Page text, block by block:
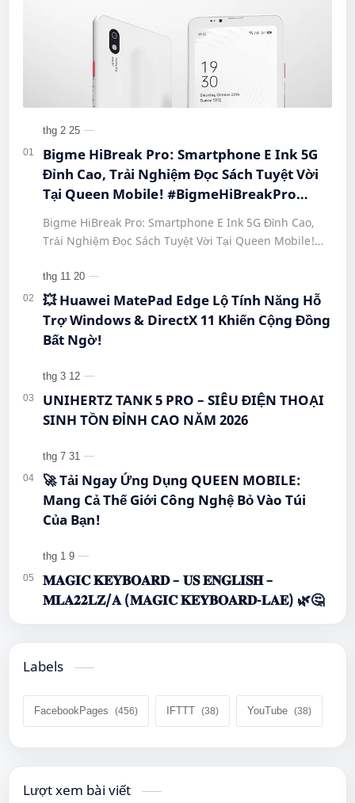
Bigme HiBreak Pro: Smartphone E Ink 5G
Đỉnh Cao, Trải Nghiệm Đọc Sách Tuyệt Vời
Tại Queen Mobile! #BigmeHiBreakPro
#SmartphoneEInk #QueenMobile
#HiBreakPro5G #DienThoaiDocSach
#CongNgheMoi #MuaSamThongMinh
#EInkPhone #5GSmartphone
Bigme HiBreak Pro: Smartphone E Ink 5G Đỉnh Cao,
Trải Nghiệm Đọc Sách Tuyệt Vời Tại Queen Mobile!
#Hi…
💥 Huawei MatePad Edge Lộ Tính Năng Hỗ
Trợ Windows & DirectX 11 Khiến Cộng Đồng
Bất Ngờ!
UNIHERTZ TANK 5 PRO – SIÊU ĐIỆN THOẠI
SINH TỒN ĐỈNH CAO NĂM 2026
🚀 Tải Ngay Ứng Dụng QUEEN MOBILE:
Mang Cả Thế Giới Công Nghệ Bỏ Vào Túi
Của Bạn!
𝐌𝐀𝐆𝐈𝐂 𝐊𝐄𝐘𝐁𝐎𝐀𝐑𝐃 – 𝐔𝐒 𝐄𝐍𝐆𝐋𝐈𝐒𝐇 –
𝐌𝐋𝐀𝟐𝟐𝐋𝐙/𝐀 (𝐌𝐀𝐆𝐈𝐂 𝐊𝐄𝐘𝐁𝐎𝐀𝐑𝐃-𝐋𝐀𝐄) 🌿🤔
Labels
FacebookPages IFTTT YouTube
Lượt xem bài viết